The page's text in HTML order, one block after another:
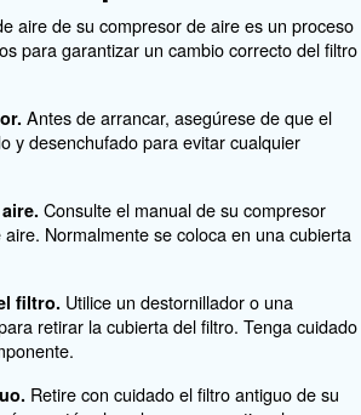
el filtro de su compresor de aire
óptimo. Estos son algunos
el momento de sustituirlo:
una disminución notable del
filtro está obstruido y debe
Ynuestro compresor se
otras cosas, también hay un filtro
operativos: elaumento de
consecuencia de un
a un filtro sucio.